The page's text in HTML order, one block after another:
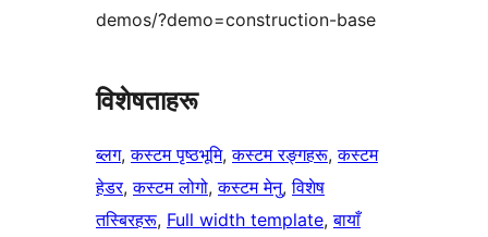
demos/?demo=construction-base
विशेषताहरू
ब्लग, कस्टम पृष्ठभूमि, कस्टम रङ्गहरू, कस्टम
हेडर, कस्टम लोगो, कस्टम मेनु, विशेष
तस्बिरहरू, Full width template, बायाँ